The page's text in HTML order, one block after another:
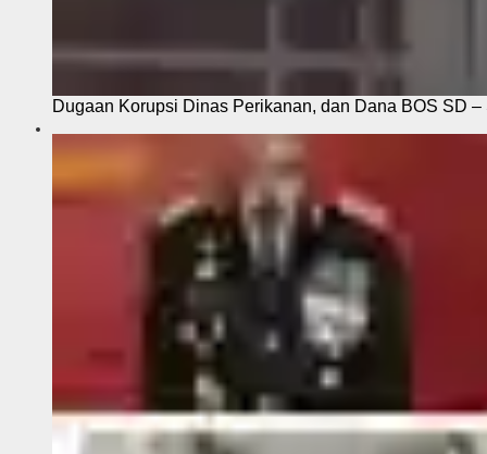
Dugaan Korupsi Dinas Perikanan, dan Dana BOS SD